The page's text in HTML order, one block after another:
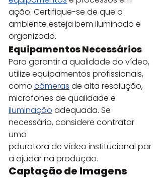
ação. Certifique-se de que o
ambiente esteja bem iluminado e
organizado.
Equipamentos Necessários
Para garantir a qualidade do vídeo,
utilize equipamentos profissionais,
como câmeras de alta resolução,
microfones de qualidade e
iluminação adequada. Se
necessário, considere contratar
uma
pdurotora de vídeo institucional par
a ajudar na produção.
Captação de Imagens